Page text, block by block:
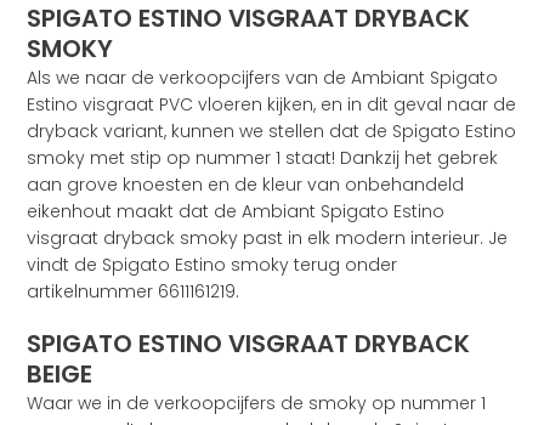
SPIGATO ESTINO VISGRAAT DRYBACK
SMOKY
Als we naar de verkoopcijfers van de Ambiant Spigato
Estino visgraat PVC vloeren kijken, en in dit geval naar de
dryback variant, kunnen we stellen dat de Spigato Estino
smoky met stip op nummer 1 staat! Dankzij het gebrek
aan grove knoesten en de kleur van onbehandeld
eikenhout maakt dat de Ambiant Spigato Estino
visgraat dryback smoky past in elk modern interieur. Je
vindt de Spigato Estino smoky terug onder
artikelnummer 6611161219.
SPIGATO ESTINO VISGRAAT DRYBACK
BEIGE
Waar we in de verkoopcijfers de smoky op nummer 1